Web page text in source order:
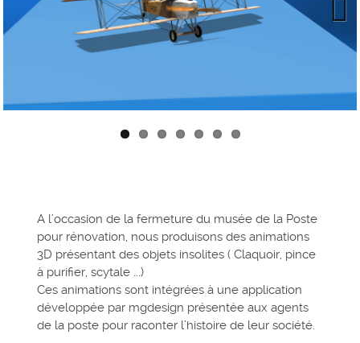
Next
A l’occasion de la fermeture du musée de la Poste
pour rénovation, nous produisons des animations
3D présentant des objets insolites ( Claquoir, pince
à purifier, scytale ...)
Ces animations sont intégrées à une application
développée par mgdesign présentée aux agents
de la poste pour raconter l’histoire de leur société.